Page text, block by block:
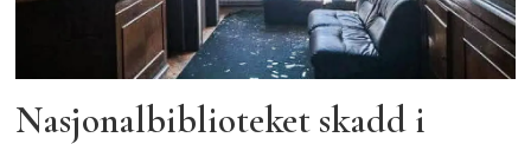
Nasjonalbiblioteket skadd i